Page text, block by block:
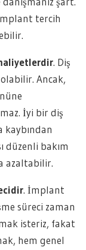
tercih
. Diş
Ancak,
İyi bir diş
kaybından
düzenli bakım
azaltabilir.
. İmplant
süreci zaman
isteriz, fakat
hem genel